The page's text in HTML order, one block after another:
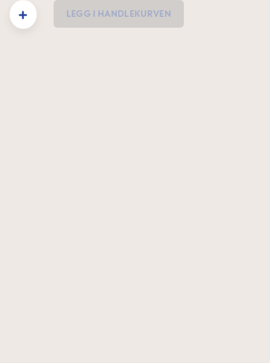
Enter the desired amount or use the buttons to increase or decrease the
LEGG I HANDLEKURVEN